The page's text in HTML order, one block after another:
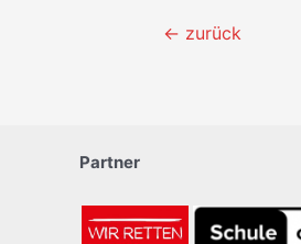
Beitragsnavigation
← zurück
Partner